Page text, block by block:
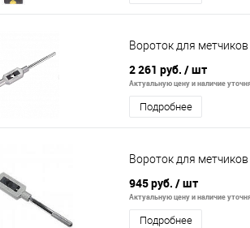
Вороток для
2 261 руб. / шт
Актуальную цену и наличие
Подробнее
Вороток для
945 руб. / шт
Актуальную цену и наличие
Подробнее